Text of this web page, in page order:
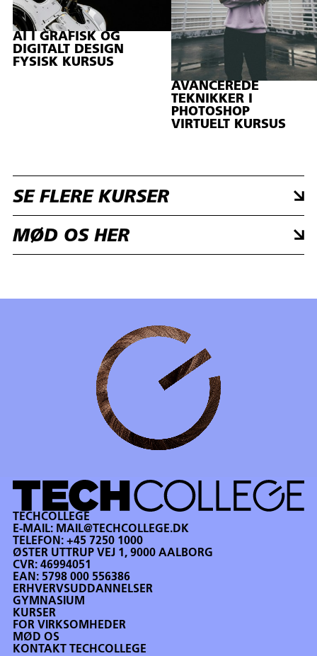
AI I GRAFISK OG
DIGITALT DESIGN
FYSISK KURSUS
AVANCEREDE
TEKNIKKER I
PHOTOSHOP
VIRTUELT KURSUS
SE FLERE KURSER
MØD OS HER
TECHCOLLEGE
E-MAIL: MAIL@TECHCOLLEGE.DK
TELEFON:+45 7250 1000
ØSTER UTTRUP VEJ 1, 9000 AALBORG
CVR: 46994051
EAN: 5798 000 556386
ERHVERVSUDDANNELSER
GYMNASIUM
KURSER
FOR VIRKSOMHEDER
MØD OS
KONTAKT TECHCOLLEGE